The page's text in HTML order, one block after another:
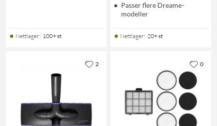
Nettlager: 100+ st
Passer flere Dreame-
modeller
Nettlager: 20+ st
2 0